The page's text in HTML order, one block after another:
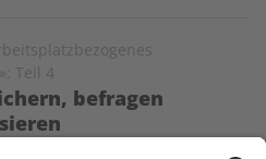
Teil 4
befragen